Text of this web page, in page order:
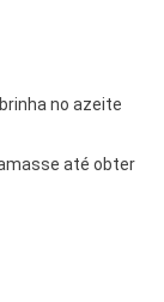
no azeite
até obter